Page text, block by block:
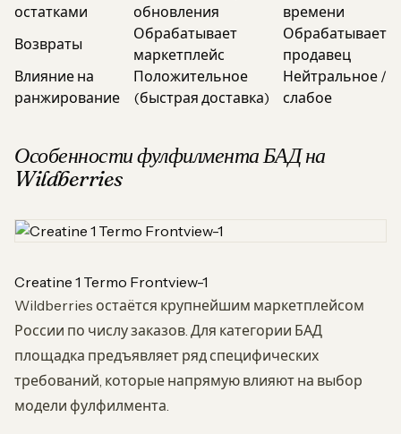
остатками
обновления
времени
Возвраты
Обрабатывает
маркетплейс
Обрабатывает
продавец
Влияние на
ранжирование
Положительное
(быстрая доставка)
Нейтральное /
слабое
Особенности фулфилмента БАД на
Wildberries
Creatine 1 Termo Frontview-1
Wildberries остаётся крупнейшим маркетплейсом
России по числу заказов. Для категории БАД
площадка предъявляет ряд специфических
требований, которые напрямую влияют на выбор
модели фулфилмента.